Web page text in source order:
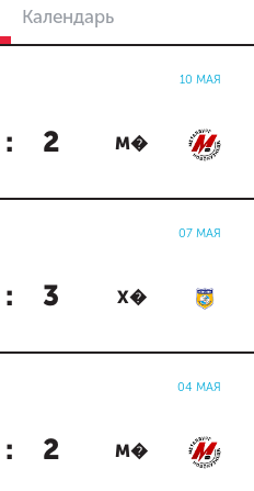
Календарь
10 МАЯ
: 2 М�
07 МАЯ
: 3 Х�
04 МАЯ
: 2 М�